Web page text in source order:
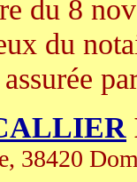
du 8
du
38420